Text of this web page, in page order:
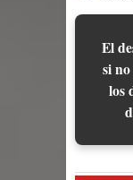
El
si
los